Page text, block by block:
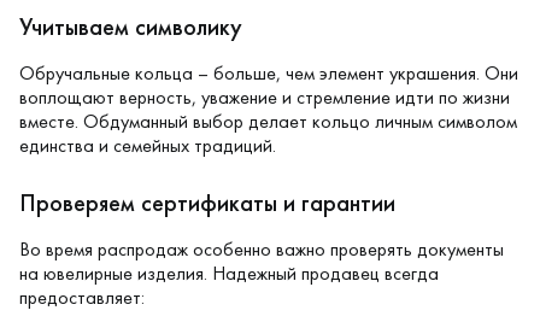
Учитываем символику
Обручальные кольца – больше, чем элемент украшения. Они
воплощают верность, уважение и стремление идти по жизни
вместе. Обдуманный выбор делает кольцо личным символом
единства и семейных традиций.
Проверяем сертификаты и гарантии
Во время распродаж особенно важно проверять документы
на ювелирные изделия. Надежный продавец всегда
предоставляет: